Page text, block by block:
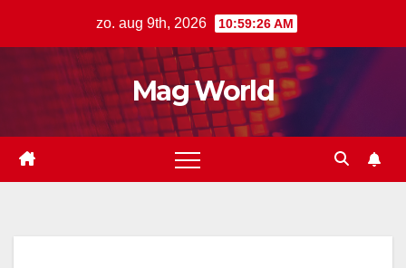
zo. aug 9th, 2026 10:59:26 AM
Mag World